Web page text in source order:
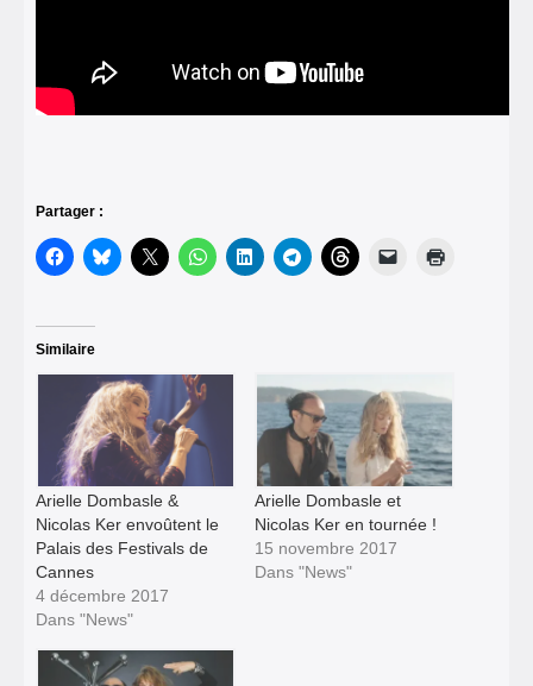
Partager :
Similaire
Arielle Dombasle &
Nicolas Ker envoûtent le
Palais des Festivals de
Cannes
4 décembre 2017
Dans "News"
Arielle Dombasle et
Nicolas Ker en tournée !
15 novembre 2017
Dans "News"